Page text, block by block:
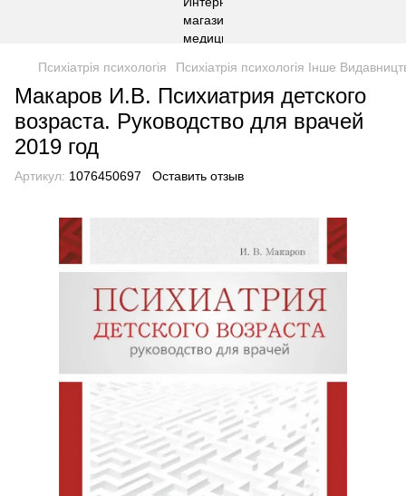
Психіатрія психологія Психіатрія психологія Інше
Макаров И.В. Психиатрия детского
возраста. Руководство для врачей
2019 год
Артикул: 1076450697 Оставить отзыв